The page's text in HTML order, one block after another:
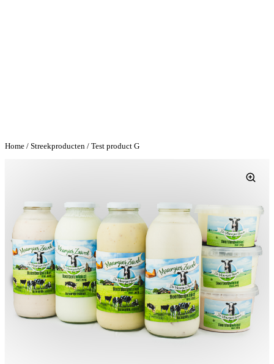
Home / Streekproducten / Test product G